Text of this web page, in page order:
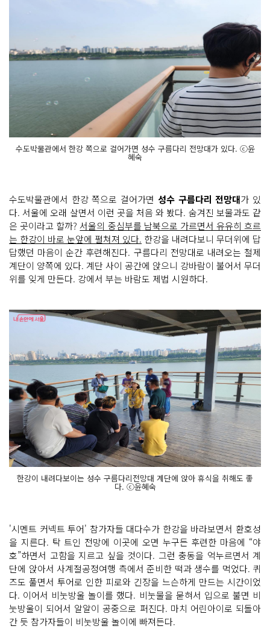
수도박물관에서 한강 쪽으로 걸어가면 성수 구름다리 전망대가 있다. ⓒ윤
혜숙
수도박물관에서 한강 쪽으로 걸어가면 성수 구름다리 전망대가 있
다. 서울에 오래 살면서 이런 곳을 처음 와 봤다. 숨겨진 보물과도 같
은 곳이라고 할까?서울의 중심부를 남북으로 가르면서 유유히 흐르
는 한강이 바로 눈앞에 펼쳐져 있다. 한강을 내려다보니 무더위에 답
답했던 마음이 순간 후련해진다. 구름다리 전망대로 내려오는 철제
계단이 양쪽에 있다. 계단 사이 공간에 앉으니 강바람이 불어서 무더
위를 잊게 만든다. 강에서 부는 바람도 제법 시원하다.
한강이 내려다보이는 성수 구름다리전망대 계단에 앉아 휴식을 취해도 좋
다. ⓒ윤혜숙
'시멘트 커넥트 투어' 참가자들 대다수가 한강을 바라보면서 환호성
을 지른다. 탁 트인 전망에 이곳에 오면 누구든 후련한 마음에 “야
호”하면서 고함을 지르고 싶을 것이다. 그런 충동을 억누르면서 계
단에 앉아서 사계절공정여행 측에서 준비한 떡과 생수를 먹었다. 퀴
즈도 풀면서 투어로 인한 피로와 긴장을 느슨하게 만드는 시간이었
다. 이어서 비눗방울 놀이를 했다. 비눗물을 묻혀서 입으로 불면 비
눗방울이 되어서 알알이 공중으로 퍼진다. 마치 어린아이로 되돌아
간 듯 참가자들이 비눗방울 놀이에 빠져든다.